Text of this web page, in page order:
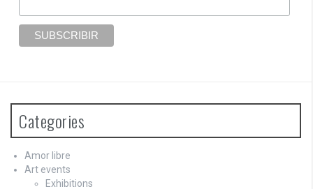
Categories
Amor libre
Art events
Exhibitions